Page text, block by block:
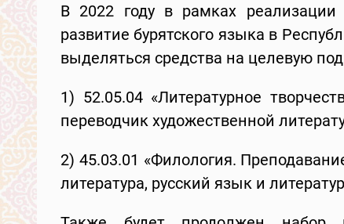
В 2022 году в рамках реализации
развитие бурятского языка в
выделяться средства на целевую
1) 52.05.04 «Литературное
переводчик художественной
2) 45.03.01 «Филология.
литература, русский язык и